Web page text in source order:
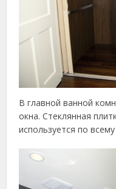
В главной ванной
окна. Стеклянная
используется по